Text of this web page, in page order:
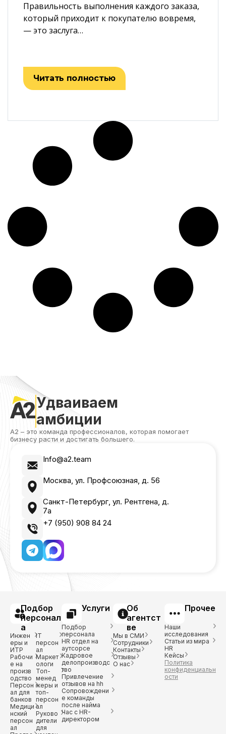
Правильность выполнения каждого заказа,
который приходит к покупателю вовремя,
— это заслуга…
Читать полностью
Удваиваем
амбиции
А2 – это команда профессионалов, которая помогает
бизнесу расти и достигать большего.
Info@a2.team
Москва, ул. Профсоюзная, д. 56
Санкт-Петербург, ул. Рентгена, д.
7а
+7 (950) 908 84 24
Подбор
персонал
а
Инжен
еры и
ИТР
Рабочи
е на
произв
одство
Персон
ал для
банков
Медици
нский
персон
ал
IT
персон
ал
Маркет
ологи
Топ-
менед
жеры и
топ-
персон
ал
Руково
дители
для
Услуги
Подбор
персонала
HR отдел на
аутсорсе
Кадровое
делопроизводс
тво
Привлечение
отзывов на hh
Сопровождени
е команды
после найма
Час с HR-
директором
Об
агентст
ве
Мы в СМИ
Сотрудники
Контакты
Отзывы
О нас
Прочее
Наши
исследования
Статьи из мира
HR
Кейсы
Политика
конфиденциальн
ости